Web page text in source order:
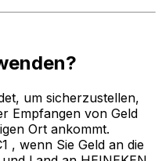
um sicherzustellen,
Empfangen von Geld
Ort ankommt.
, wenn Sie Geld an die